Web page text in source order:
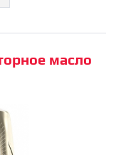
масло